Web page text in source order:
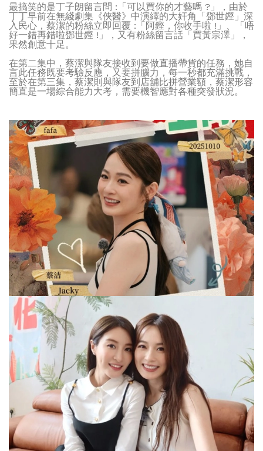
最搞笑的是丁子朗留言問 :「可以買你的才藝嗎 ?」，由於
丁丁早前在無綫劇集《俠醫》中演繹的大奸角「鄧世鏗」深
入民心，蔡潔的粉絲立即回覆 :「阿鏗，你收手啦 !」、「唔
好一錯再錯啦鄧世鏗 !」，又有粉絲留言話「買黃宗澤」，
果然創意十足。
在第二集中，蔡潔與隊友接收到要做直播帶貨的任務，她自
言此任務既要考驗反應，又要拼腦力，每一秒都充滿挑戰，
至於在第三集，蔡潔則與隊友到店舖比拼營業額，蔡潔形容
簡直是一場綜合能力大考，需要機智應對各種突發狀況。